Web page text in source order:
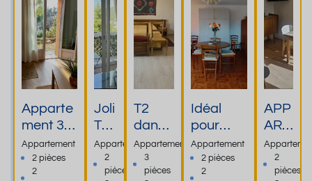
Apparte
ment 3
étoiles
calme,
terrasse,
Appartement
2 pièces
2
Joli
T2
Vu
Ch
Appartement
2
pièces
T2
dans
villa
Accès
plein
Appartement
3
pièces
Idéal
pour
votre
cure,
apparte
Appartement
2 pièces
2
APP
ART
EME
NT
T2 A
2
pièces